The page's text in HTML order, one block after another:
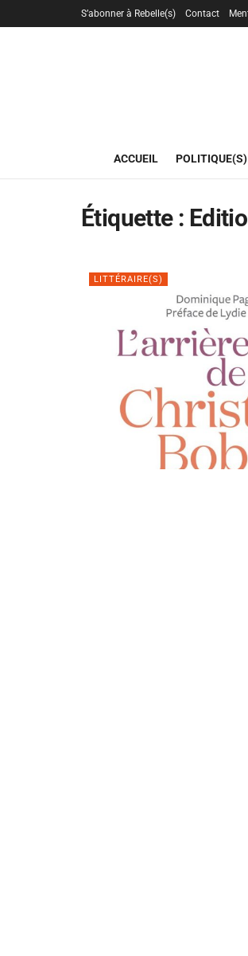
S’abonner à Rebelle(s) Contact
ACCUEIL POLITIQUE(S)
Étiquette :
LITTÉRAIRE(S)